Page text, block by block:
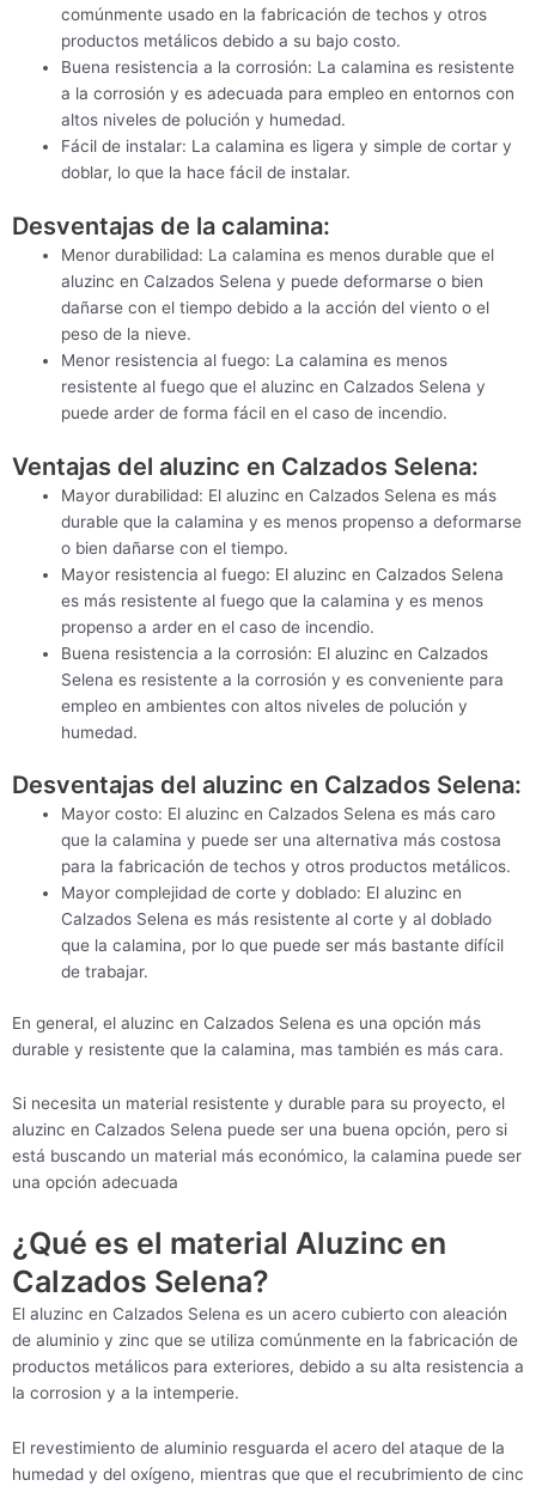
comúnmente usado en la fabricación de techos y otros
productos metálicos debido a su bajo costo.
Buena resistencia a la corrosión: La calamina es resistente
a la corrosión y es adecuada para empleo en entornos con
altos niveles de polución y humedad.
Fácil de instalar: La calamina es ligera y simple de cortar y
doblar, lo que la hace fácil de instalar.
Desventajas de la calamina:
Menor durabilidad: La calamina es menos durable que el
aluzinc en Calzados Selena y puede deformarse o bien
dañarse con el tiempo debido a la acción del viento o el
peso de la nieve.
Menor resistencia al fuego: La calamina es menos
resistente al fuego que el aluzinc en Calzados Selena y
puede arder de forma fácil en el caso de incendio.
Ventajas del aluzinc en Calzados Selena:
Mayor durabilidad: El aluzinc en Calzados Selena es más
durable que la calamina y es menos propenso a deformarse
o bien dañarse con el tiempo.
Mayor resistencia al fuego: El aluzinc en Calzados Selena
es más resistente al fuego que la calamina y es menos
propenso a arder en el caso de incendio.
Buena resistencia a la corrosión: El aluzinc en Calzados
Selena es resistente a la corrosión y es conveniente para
empleo en ambientes con altos niveles de polución y
humedad.
Desventajas del aluzinc en Calzados Selena:
Mayor costo: El aluzinc en Calzados Selena es más caro
que la calamina y puede ser una alternativa más costosa
para la fabricación de techos y otros productos metálicos.
Mayor complejidad de corte y doblado: El aluzinc en
Calzados Selena es más resistente al corte y al doblado
que la calamina, por lo que puede ser más bastante difícil
de trabajar.
En general, el aluzinc en Calzados Selena es una opción más
durable y resistente que la calamina, mas también es más cara.
Si necesita un material resistente y durable para su proyecto, el
aluzinc en Calzados Selena puede ser una buena opción, pero si
está buscando un material más económico, la calamina puede ser
una opción adecuada
¿Qué es el material Aluzinc en
Calzados Selena?
El aluzinc en Calzados Selena es un acero cubierto con aleación
de aluminio y zinc que se utiliza comúnmente en la fabricación de
productos metálicos para exteriores, debido a su alta resistencia a
la corrosion y a la intemperie.
El revestimiento de aluminio resguarda el acero del ataque de la
humedad y del oxígeno, mientras que que el recubrimiento de cinc